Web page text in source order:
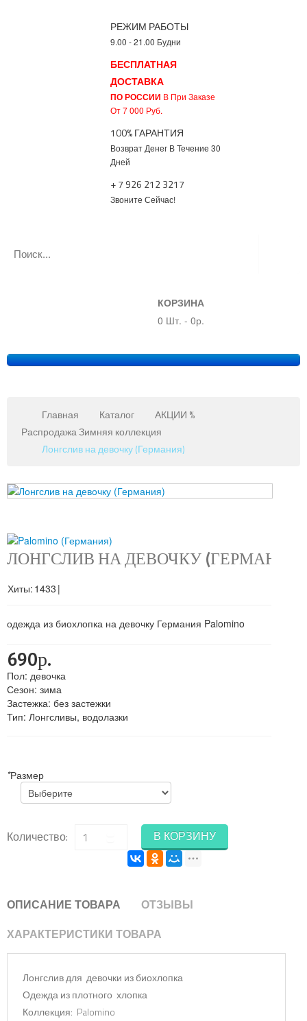
РЕЖИМ РАБОТЫ
9.00 - 21.00 Будни
БЕСПЛАТНАЯ
ДОСТАВКА
ПО РОССИИ В При Заказе
От 7 000 Руб.
100% ГАРАНТИЯ
Возврат Денег В Течение 30
Дней
+ 7 926 212 3217
Звоните Сейчас!
КОРЗИНА
0 Шт. - 0р.
Главная Каталог
АКЦИИ %
Распродажа Зимняя коллекция
Лонгслив на девочку (Германия)
ЛОНГСЛИВ НА ДЕВОЧКУ
Хиты: 1433 |
одежда из биохлопка на девочку Германия Palomino
690р.
Пол: девочка
Сезон: зима
Застежка: без застежки
Тип: Лонгсливы, водолазки
*Размер
Количество: В КОРЗИНУ
ОПИСАНИЕ ТОВАРА
ОТЗЫВЫ
ХАРАКТЕРИСТИКИ ТОВАРА
Лонгслив для девочки из биохлопка
Одежда из плотного хлопка
Коллекция: Palomino